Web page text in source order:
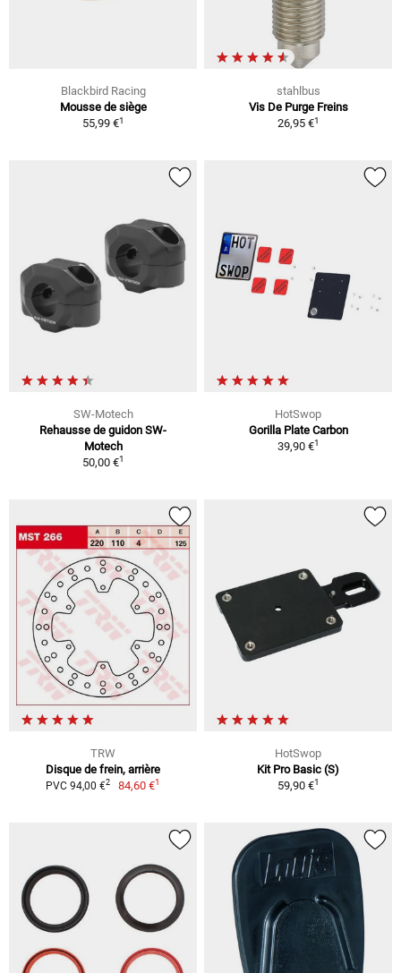
Blackbird Racing
Mousse de siège
55,99 €1
stahlbus
Vis De Purge Freins
26,95 €1
SW-Motech
Rehausse de guidon SW-
Motech
50,00 €1
HotSwop
Gorilla Plate Carbon
39,90 €1
TRW
Disque de frein, arrière
PVC 94,00 €2 84,60 €1
HotSwop
Kit Pro Basic (S)
59,90 €1